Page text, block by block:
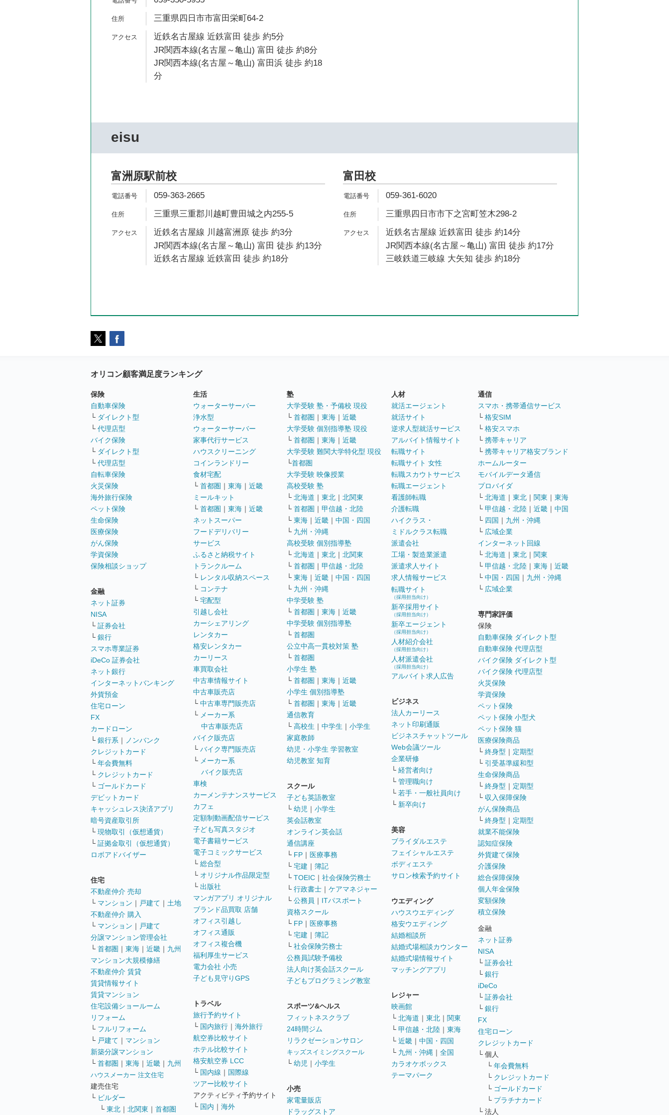
三重県四日市市富田栄町64-2
近鉄名古屋線 近鉄富田 徒歩 約5分
JR関西本線(名古屋～亀山) 富田 徒歩 約8分
JR関西本線(名古屋～亀山) 富田浜 徒歩 約18
分
eisu
富洲原駅前校
059-363-2665
三重県三重郡川越町豊田城之内255-5
近鉄名古屋線 川越富洲原 徒歩 約3分
JR関西本線(名古屋～亀山) 富田 徒歩 約13分
近鉄名古屋線 近鉄富田 徒歩 約18分
富田校
059-361-6020
三重県四日市市下之宮町笠木298-2
近鉄名古屋線 近鉄富田 徒歩 約14分
JR関西本線(名古屋～亀山) 富田 徒歩 約17分
三岐鉄道三岐線 大矢知 徒歩 約18分
オリコン顧客満足度ランキング
保険
自動車保険
└ ダイレクト型
└ 代理店型
バイク保険
└ ダイレクト型
└ 代理店型
自転車保険
火災保険
海外旅行保険
ペット保険
生命保険
医療保険
がん保険
学資保険
保険相談ショップ
金融
ネット証券
NISA
└ 証券会社
└ 銀行
スマホ専業証券
iDeCo 証券会社
ネット銀行
インターネットバンキング
外貨預金
住宅ローン
FX
カードローン
└ 銀行系 ｜
ノンバンク
クレジットカード
└ 年会費無料
└ クレジットカード
└ ゴールドカード
デビットカード
キャッシュレス決済アプリ
暗号資産取引所
└ 現物取引（仮想通貨）
└ 証拠金取引（仮想通貨）
ロボアドバイザー
住宅
不動産仲介 売却
└ マンション ｜ 戸建て ｜ 土地
不動産仲介 購入
└ マンション ｜ 戸建て
分譲マンション管理会社
└ 首都圏 ｜ 東海 ｜ 近畿 ｜ 九州
マンション大規模修繕
不動産仲介 賃貸
賃貸情報サイト
賃貸マンション
住宅設備ショールーム
リフォーム
└ フルリフォーム
└ 戸建て ｜ マンション
新築分譲マンション
└ 首都圏 ｜ 東海 ｜ 近畿 ｜ 九州
ハウスメーカー 注文住宅
建売住宅
└ ビルダー
└ 東北 ｜ 北関東 ｜ 首都圏
生活
ウォーターサーバー
浄水型
ウォーターサーバー
家事代行サービス
ハウスクリーニング
コインランドリー
食材宅配
└ 首都圏 ｜ 東海 ｜ 近畿
ミールキット
└ 首都圏 ｜ 東海 ｜ 近畿
ネットスーパー
フードデリバリー
サービス
ふるさと納税サイト
トランクルーム
└ レンタル収納スペース
└ コンテナ
└ 宅配型
引越し会社
カーシェアリング
レンタカー
格安レンタカー
カーリース
車買取会社
中古車情報サイト
中古車販売店
└ 中古車専門販売店
└ メーカー系
中古車販売店
バイク販売店
└ バイク専門販売店
└ メーカー系
バイク販売店
車検
カーメンテナンスサービス
カフェ
定額制動画配信サービス
子ども写真スタジオ
電子書籍サービス
電子コミックサービス
└ 総合型
└ オリジナル作品限定型
└ 出版社
マンガアプリ オリジナル
ブランド品買取 店舗
オフィス引越し
オフィス通販
オフィス複合機
福利厚生サービス
電力会社 小売
子ども見守りGPS
トラベル
旅行予約サイト
└ 国内旅行 ｜ 海外旅行
航空券比較サイト
ホテル比較サイト
格安航空券 LCC
└ 国内線 ｜ 国際線
ツアー比較サイト
アクティビティ予約サイト
└ 国内 ｜ 海外
塾
大学受験 塾・予備校 現役
└ 首都圏 ｜ 東海 ｜ 近畿
大学受験 個別指導塾 現役
└ 首都圏 ｜ 東海 ｜ 近畿
大学受験 難関大学特化型 現役
└首都圏
大学受験 映像授業
高校受験 塾
└ 北海道 ｜ 東北 ｜ 北関東
└ 首都圏 ｜ 甲信越・北陸
└ 東海 ｜ 近畿 ｜ 中国・四国
└ 九州・沖縄
高校受験 個別指導塾
└ 北海道 ｜ 東北 ｜ 北関東
└ 首都圏 ｜ 甲信越・北陸
└ 東海 ｜ 近畿 ｜ 中国・四国
└ 九州・沖縄
中学受験 塾
└ 首都圏 ｜ 東海 ｜ 近畿
中学受験 個別指導塾
└ 首都圏
公立中高一貫校対策 塾
└ 首都圏
小学生 塾
└ 首都圏 ｜ 東海 ｜ 近畿
小学生 個別指導塾
└ 首都圏 ｜ 東海 ｜ 近畿
通信教育
└ 高校生 ｜ 中学生 ｜ 小学生
家庭教師
幼児・小学生 学習教室
幼児教室 知育
スクール
子ども英語教室
└ 幼児 ｜ 小学生
英会話教室
オンライン英会話
通信講座
└ FP ｜ 医療事務
└ 宅建 ｜ 簿記
└ TOEIC ｜ 社会保険労務士
└ 行政書士 ｜ ケアマネジャー
└ 公務員 ｜ ITパスポート
資格スクール
└ FP ｜ 医療事務
└ 宅建 ｜ 簿記
└ 社会保険労務士
公務員試験予備校
法人向け英会話スクール
子どもプログラミング教室
スポーツ&ヘルス
フィットネスクラブ
24時間ジム
リラクゼーションサロン
キッズスイミングスクール
└ 幼児 ｜ 小学生
小売
家電量販店
ドラッグストア
人材
就活エージェント
就活サイト
逆求人型就活サービス
アルバイト情報サイト
転職サイト
転職サイト 女性
転職スカウトサービス
転職エージェント
看護師転職
介護転職
ハイクラス・
ミドルクラス転職
派遣会社
工場・製造業派遣
派遣求人サイト
求人情報サービス
転職サイト
（採用担当向け）
新卒採用サイト
（採用担当向け）
新卒エージェント
（採用担当向け）
人材紹介会社
（採用担当向け）
人材派遣会社
（採用担当向け）
アルバイト求人広告
ビジネス
法人カーリース
ネット印刷通販
ビジネスチャットツール
Web会議ツール
企業研修
└ 経営者向け
└ 管理職向け
└ 若手・一般社員向け
└ 新卒向け
美容
ブライダルエステ
フェイシャルエステ
ボディエステ
サロン検索予約サイト
ウエディング
ハウスウエディング
格安ウエディング
結婚相談所
結婚式場相談カウンター
結婚式場情報サイト
マッチングアプリ
レジャー
映画館
└ 北海道 ｜ 東北 ｜ 関東
└ 甲信越・北陸 ｜ 東海
└ 近畿 ｜ 中国・四国
└ 九州・沖縄 ｜ 全国
カラオケボックス
テーマパーク
通信
スマホ・携帯通信サービス
└ 格安SIM
└ 格安スマホ
└ 携帯キャリア
└ 携帯キャリア格安ブランド
ホームルーター
モバイルデータ通信
プロバイダ
└ 北海道 ｜ 東北 ｜ 関東 ｜ 東海
└ 甲信越・北陸 ｜ 近畿 ｜ 中国
└ 四国 ｜ 九州・沖縄
└ 広域企業
インターネット回線
└ 北海道 ｜ 東北 ｜ 関東
└ 甲信越・北陸 ｜ 東海 ｜ 近畿
└ 中国・四国 ｜ 九州・沖縄
└ 広域企業
専門家評価
保険
自動車保険 ダイレクト型
自動車保険 代理店型
バイク保険 ダイレクト型
バイク保険 代理店型
火災保険
学資保険
ペット保険
ペット保険 小型犬
ペット保険 猫
医療保険商品
└ 終身型 ｜ 定期型
└ 引受基準緩和型
生命保険商品
└ 終身型 ｜ 定期型
└ 収入保障保険
がん保険商品
└ 終身型 ｜ 定期型
就業不能保険
認知症保険
外貨建て保険
介護保険
総合保障保険
個人年金保険
変額保険
積立保険
金融
ネット証券
NISA
└ 証券会社
└ 銀行
iDeCo
└ 証券会社
└ 銀行
FX
住宅ローン
クレジットカード
└ 個人
└ 年会費無料
└ クレジットカード
└ ゴールドカード
└ プラチナカード
└ 法人